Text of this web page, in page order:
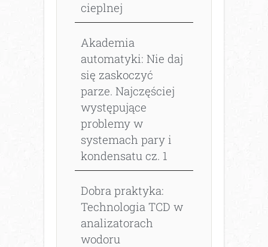
cieplnej
Akademia
automatyki: Nie daj
się zaskoczyć
parze. Najczęściej
występujące
problemy w
systemach pary i
kondensatu cz. 1
Dobra praktyka:
Technologia TCD w
analizatorach
wodoru